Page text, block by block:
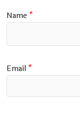
Name *
Email *